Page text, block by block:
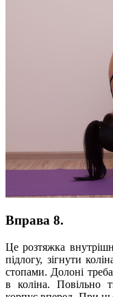
Вправа 8.
Це розтяжка
підлогу, зігнути
стопами. Долоні
в коліна. Повільно